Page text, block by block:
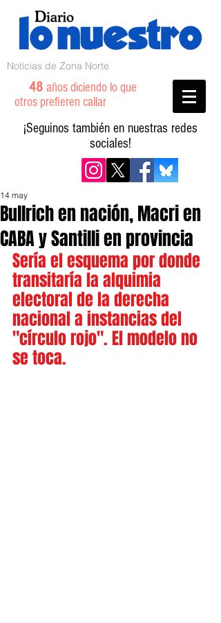
Noticias de Zona Norte
48 años diciendo lo que
otros prefieren callar
¡Seguinos también en nuestras redes
sociales!
Bullrich en nación, Macri en
CABA y Santilli en provincia
14 may
Sería el esquema por donde
transitaría la alquimia
electoral de la derecha
nacional a instancias del
"círculo rojo". El modelo no
se toca.